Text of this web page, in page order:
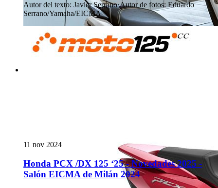
Autor del texto: Javier Serrano·Autor de fotos: Eduardo
Serrano/Yamaha/EICMA
11 nov 2024
Honda PCX /DX 125 ‘25 - Novedades 2025 -
Salón EICMA de Milán 2024